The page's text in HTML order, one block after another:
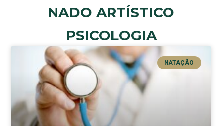
NADO ARTÍSTICO
PSICOLOGIA
NATAÇÃO